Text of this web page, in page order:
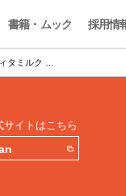
書籍・ムック 採用情
タミルク …
イトはこちら